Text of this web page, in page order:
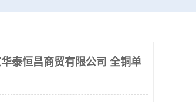
泰恒昌商贸有限公司 全铜单